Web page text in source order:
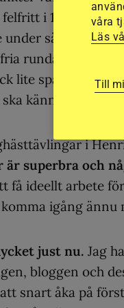
i 1,30, och
säsongen –
runda i 1,30 och
lite spänt och jag
känna att det är
i
superbra och
få ideellt arbete
igång
just nu. Jag
bloggen och
snart åka på
våra
Läs
Till